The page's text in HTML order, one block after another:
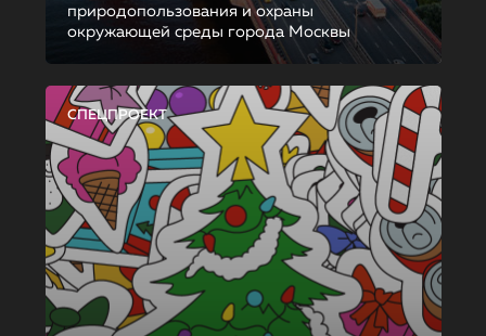
природопользования и охраны
окружающей среды города Москвы
СПЕЦПРОЕКТ